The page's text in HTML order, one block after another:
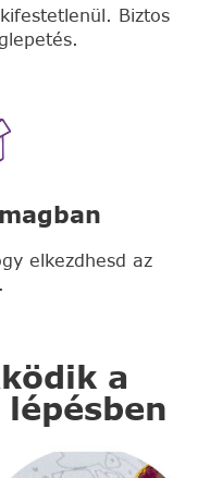
Biztos
elkezdhesd az
a